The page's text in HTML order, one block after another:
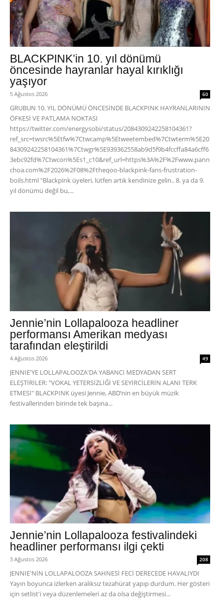
BLACKPINK’in 10. yıl dönümü
öncesinde hayranlar hayal kırıklığı
yaşıyor
5 Ağustos 2026 60
GRUBUN 10. YIL DÖNÜMÜ ÖNCESİNDE BLACKPINK HAYRANLARININ
ÖFKESİ VE PATLAMA NOKTASI
https://twitter.com/energysobi/status/2084309242258104361?
ref_src=twsrc%5Etfw%7Ctwcamp%5Etweetembed%7Ctwterm%5E20
84309242258104361%7Ctwgr%5E939362558ab9d5f9b4fccffa84a6cff6
3ebc92fd%7Ctwcon%5Es1_c10&ref_url=https%3A%2F%2Fwww.pann
choa.com%2F2026%2F08%2Ftheqoo-blackpink-fans-frustration-
boils.html "Blackpink üyeleri, lütfen artık kendinize gelin.. 8. ya da 9.
yıl dönümü değil bu,...
Jennie’nin Lollapalooza headliner
performansı Amerikan medyası
tarafından eleştirildi
4 Ağustos 2026 49
JENNIE'YE LOLLAPALOOZA'DA YABANCI MEDYADAN SERT
ELEŞTİRİLER: "VOKAL YETERSİZLİĞİ VE SEYİRCİLERİN ALANI TERK
ETMESİ" BLACKPINK üyesi Jennie, ABD’nin en büyük müzik
festivallerinden birinde tek başına...
Jennie’nin Lollapalooza festivalindeki
headliner performansı ilgi çekti
3 Ağustos 2026 208
JENNIE'NİN LOLLAPALOOZA SAHNESİ FECİ DERECEDE HAVALIYDI
Yayın boyunca izlerken aralıksız tezahürat yapıp durdum. Her gösteri
için setlist'i veya düzenlemeleri az da olsa değiştirmesi...